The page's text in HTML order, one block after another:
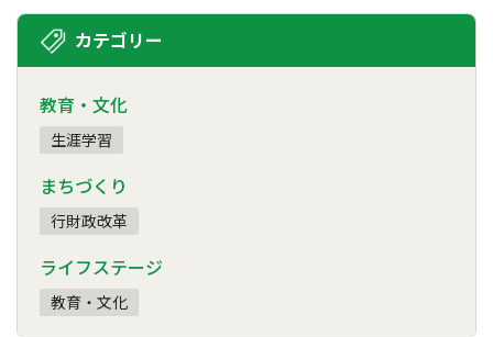
カテゴリー
教育・文化
生涯学習
まちづくり
行財政改革
ライフステージ
教育・文化